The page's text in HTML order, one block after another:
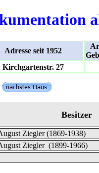
Adresse seit 1952
Kirchgartenstr. 27
Besitzer
Ziegler (1869-1938)
Ziegler (1899-1966)